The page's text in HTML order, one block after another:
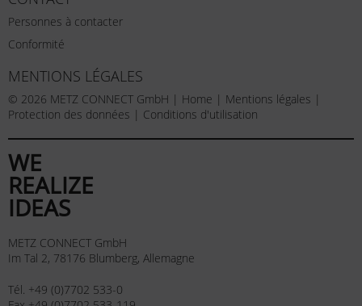
Personnes à contacter
Conformité
MENTIONS LÉGALES
© 2026 METZ CONNECT GmbH | Home | Mentions légales |
Protection des données | Conditions d'utilisation
WE
REALIZE
IDEAS
METZ CONNECT GmbH
Im Tal 2, 78176 Blumberg, Allemagne
Tél. +49 (0)7702 533-0